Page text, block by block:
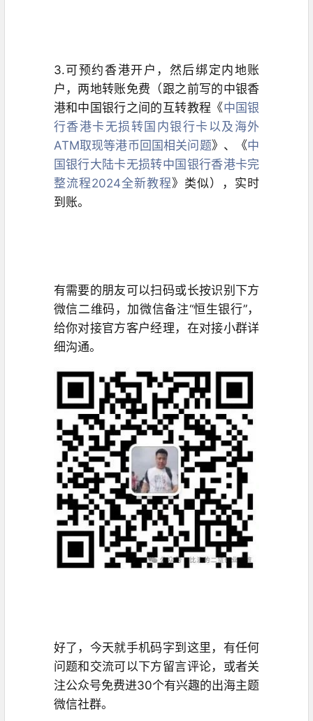
3.可预约香港开户，然后绑定内地账
户，两地转账免费（跟之前写的中银香
港和中国银行之间的互转教程《中国银
行香港卡无损转国内银行卡以及海外
ATM取现等港币回国相关问题》、《中
国银行大陆卡无损转中国银行香港卡完
整流程2024全新教程》类似），实时
到账。
有需要的朋友可以扫码或长按识别下方
微信二维码，加微信备注“恒生银行”，
给你对接官方客户经理，在对接小群详
细沟通。
好了，今天就手机码字到这里，有任何
问题和交流可以下方留言评论，或者关
注公众号免费进30个有兴趣的出海主题
微信社群。